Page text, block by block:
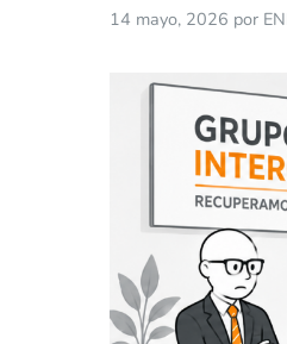
14 mayo, 2026 por